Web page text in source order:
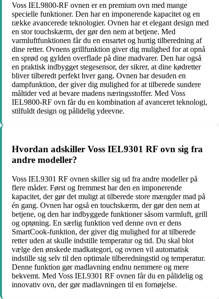
Voss IEL9800-RF ovnen er en premium ovn med mange
specielle funktioner. Den har en imponerende kapacitet og en
række avancerede teknologier. Ovnen har et elegant design med
en stor touchskærm, der gør den nem at betjene. Med
varmluftfunktionen får du en ensartet og hurtig tilberedning af
dine retter. Ovnens grillfunktion giver dig mulighed for at opnå
en sprød og gylden overflade på dine madvarer. Den har også
en praktisk indbygget stegesensor, der sikrer, at dine kødretter
bliver tilberedt perfekt hver gang. Ovnen har desuden en
dampfunktion, der giver dig mulighed for at tilberede sundere
måltider ved at bevare madens næringsstoffer. Med Voss
IEL9800-RF ovn får du en kombination af avanceret teknologi,
stilfuldt design og pålidelig ydeevne.
Hvordan adskiller Voss IEL9301 RF ovn sig fra
andre modeller?
Voss IEL9301 RF ovnen skiller sig ud fra andre modeller på
flere måder. Først og fremmest har den en imponerende
kapacitet, der gør det muligt at tilberede store mængder mad på
én gang. Ovnen har også en touchskærm, der gør den nem at
betjene, og den har indbyggede funktioner såsom varmluft, grill
og optøning. En særlig funktion ved denne ovn er dens
SmartCook-funktion, der giver dig mulighed for at tilberede
retter uden at skulle indstille temperatur og tid. Du skal blot
vælge den ønskede madkategori, og ovnen vil automatisk
indstille sig selv til den optimale tilberedningstid og temperatur.
Denne funktion gør madlavning endnu nemmere og mere
bekvemt. Med Voss IEL9301 RF ovnen får du en pålidelig og
innovativ ovn, der gør madlavningen til en fornøjelse.